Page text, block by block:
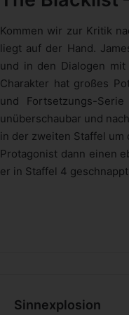
Kommen wir zur Kritik
liegt auf der Hand.
und in den Dialogen mit
Charakter hat großes
und Fortsetzungs-
unüberschaubar und
in der zweiten Staffel um
Protagonist dann einen
er in Staffel 4
Sinnexplosion